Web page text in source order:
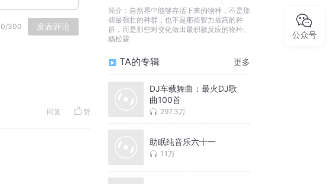
0/300 发表评论
回复 赞
简介： 自然界中能够存活下来的物种，不是那
些最强壮的种群，也不是那些智力最高的种
群，而是那些对变化做出最积极反应的物种。
杨松霖
TA的专辑 更多
DJ车载舞曲：最火DJ歌
曲100首
297.3万
助眠纯音乐六十一
1.1万
公众号